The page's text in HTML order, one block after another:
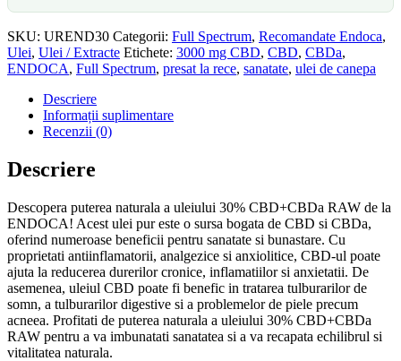
SKU: UREND30 Categorii: Full Spectrum, Recomandate Endoca,
Ulei, Ulei / Extracte Etichete: 3000 mg CBD, CBD, CBDa,
ENDOCA, Full Spectrum, presat la rece, sanatate, ulei de canepa
Descriere
Informații suplimentare
Recenzii (0)
Descriere
Descopera puterea naturala a uleiului 30% CBD+CBDa RAW de la
ENDOCA! Acest ulei pur este o sursa bogata de CBD si CBDa,
oferind numeroase beneficii pentru sanatate si bunastare. Cu
proprietati antiinflamatorii, analgezice si anxiolitice, CBD-ul poate
ajuta la reducerea durerilor cronice, inflamatiilor si anxietatii. De
asemenea, uleiul CBD poate fi benefic in tratarea tulburarilor de
somn, a tulburarilor digestive si a problemelor de piele precum
acneea. Profitati de puterea naturala a uleiului 30% CBD+CBDa
RAW pentru a va imbunatati sanatatea si a va recapata echilibrul si
vitalitatea naturala.